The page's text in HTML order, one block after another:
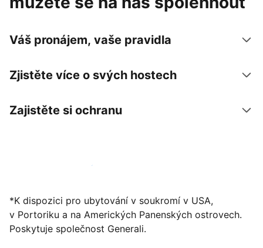
Váš pronájem, vaše pravidla
Zjistěte více o svých hostech
Zajistěte si ochranu
Zaregistrovat ubytování už dnes
*K dispozici pro ubytování v soukromí v USA,
v Portoriku a na Amerických Panenských ostrovech.
Poskytuje společnost Generali.